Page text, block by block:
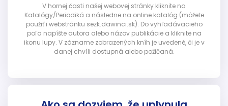
V hornej časti našej webovej stránky kliknite na
Katalógy/Periodiká a následne na online katalóg (môžete
použiť i webstránku sezk.dawinci.sk). Do vyhľadávacieho
poľa napíšte autora alebo názov publikácie a kliknite na
ikonu lupy. V zázname zobrazených kníh je uvedené, či je v
danej chvíli dostupná alebo požičaná.